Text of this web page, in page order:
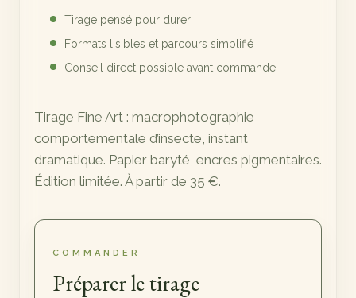
Tirage pensé pour durer
Formats lisibles et parcours simplifié
Conseil direct possible avant commande
Tirage Fine Art : macrophotographie
comportementale d’insecte, instant
dramatique. Papier baryté, encres pigmentaires.
Édition limitée. À partir de 35 €.
COMMANDER
Préparer le tirage